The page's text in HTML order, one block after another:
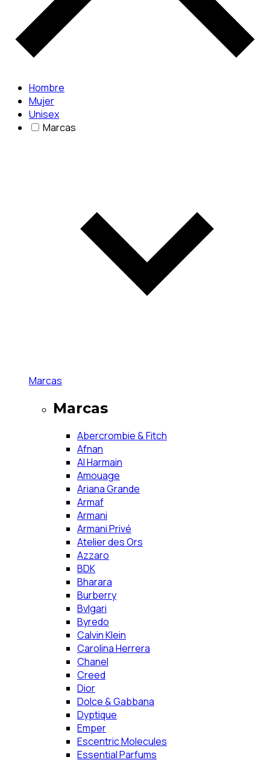
Hombre
Mujer
Unisex
Marcas
Marcas
Marcas
Abercrombie & Fitch
Afnan
Al Harmain
Amouage
Ariana Grande
Armaf
Armani
Armani Privé
Atelier des Ors
Azzaro
BDK
Bharara
Burberry
Bvlgari
Byredo
Calvin Klein
Carolina Herrera
Chanel
Creed
Dior
Dolce & Gabbana
Dyptique
Emper
Escentric Molecules
Essential Parfums